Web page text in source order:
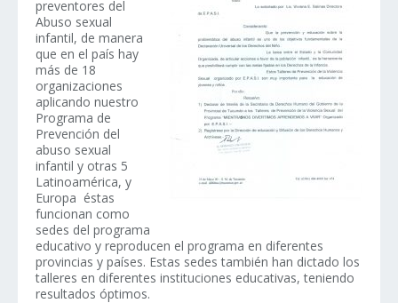
preventores del
Abuso sexual
infantil, de manera
que en el país hay
más de 18
organizaciones
aplicando nuestro
Programa de
Prevención del
abuso sexual
infantil y otras 5
Latinoamérica, y
Europa éstas
funcionan como
sedes del programa
educativo y reproducen el programa en diferentes
provincias y países. Estas sedes también han dictado los
talleres en diferentes instituciones educativas, teniendo
resultados óptimos.